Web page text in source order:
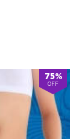
75%
OFF